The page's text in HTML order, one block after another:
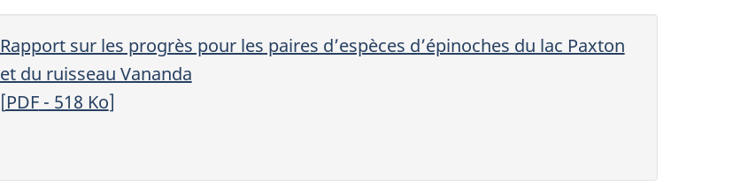
Rapport sur les progrès pour les paires d’espèces d’épinoches du lac Paxton
et du ruisseau Vananda
[PDF- 518 Ko]